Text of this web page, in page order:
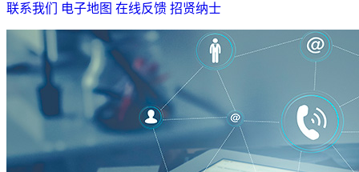
联系我们 电子地图 在线反馈 招贤纳士